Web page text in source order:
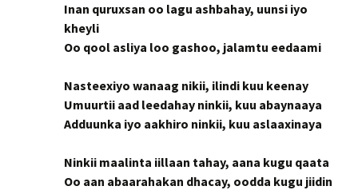
Inan quruxsan oo lagu ashbahay, uunsi iyo
kheyli
Oo qool asliya loo gashoo, jalamtu eedaami
Nasteexiyo wanaag nikii, ilindi kuu keenay
Umuurtii aad leedahay ninkii, kuu abaynaaya
Adduunka iyo aakhiro ninkii, kuu aslaaxinaya
Ninkii maalinta iillaan tahay, aana kugu qaata
Oo aan abaarahakan dhacay, oodda kugu jiidin